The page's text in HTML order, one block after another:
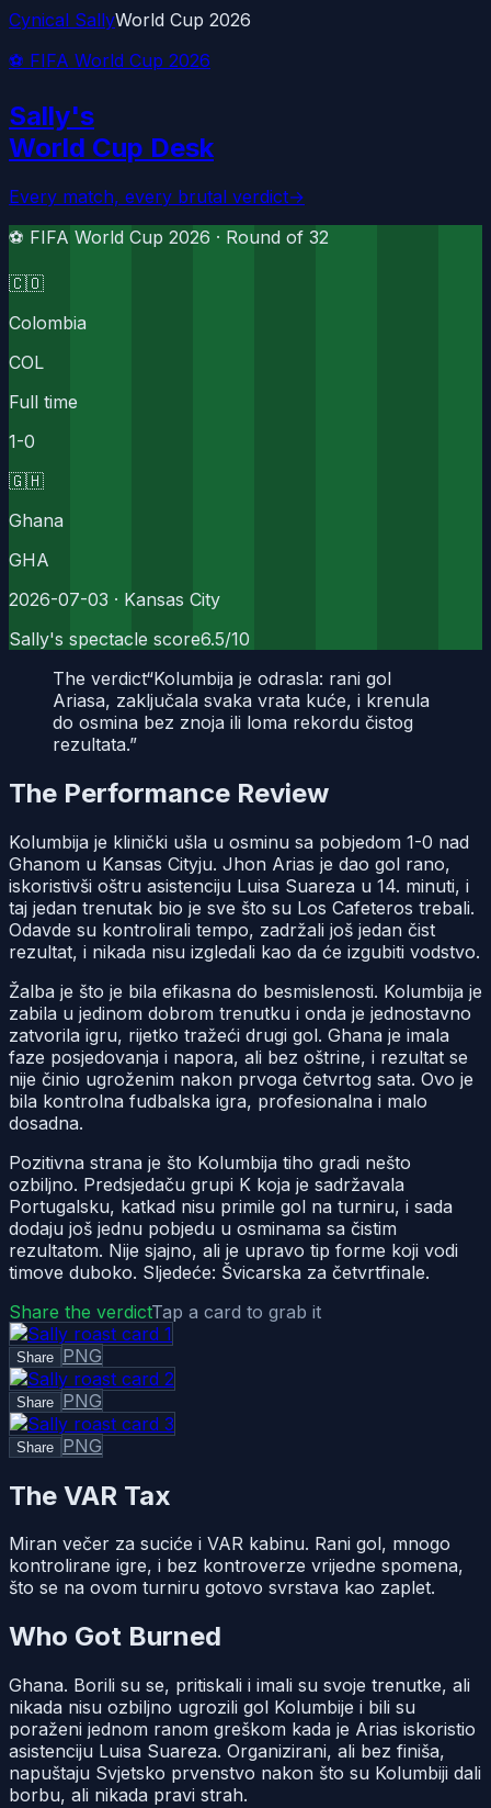
Cynical SallyWorld Cup 2026
⚽ FIFA World Cup 2026
Sally's
World Cup Desk
Every match, every brutal verdict→
⚽ FIFA World Cup 2026 · Round of 32
🇨🇴
Colombia
COL
Full time
1-0
🇬🇭
Ghana
GHA
2026-07-03 · Kansas City
Sally's spectacle score6.5/10
The verdict“Kolumbija je odrasla: rani gol
Ariasa, zaključala svaka vrata kuće, i krenula
do osmina bez znoja ili loma rekordu čistog
rezultata.”
The Performance Review
Kolumbija je klinički ušla u osminu sa pobjedom 1-0 nad
Ghanom u Kansas Cityju. Jhon Arias je dao gol rano,
iskoristivši oštru asistenciju Luisa Suareza u 14. minuti, i
taj jedan trenutak bio je sve što su Los Cafeteros trebali.
Odavde su kontrolirali tempo, zadržali još jedan čist
rezultat, i nikada nisu izgledali kao da će izgubiti vodstvo.
Žalba je što je bila efikasna do besmislenosti. Kolumbija je
zabila u jedinom dobrom trenutku i onda je jednostavno
zatvorila igru, rijetko tražeći drugi gol. Ghana je imala
faze posjedovanja i napora, ali bez oštrine, i rezultat se
nije činio ugroženim nakon prvoga četvrtog sata. Ovo je
bila kontrolna fudbalska igra, profesionalna i malo
dosadna.
Pozitivna strana je što Kolumbija tiho gradi nešto
ozbiljno. Predsjedaču grupi K koja je sadržavala
Portugalsku, katkad nisu primile gol na turniru, i sada
dodaju još jednu pobjedu u osminama sa čistim
rezultatom. Nije sjajno, ali je upravo tip forme koji vodi
timove duboko. Sljedeće: Švicarska za četvrtfinale.
Share the verdictTap a card to grab it
Share PNG
Share PNG
Share PNG
The VAR Tax
Miran večer za suciće i VAR kabinu. Rani gol, mnogo
kontrolirane igre, i bez kontroverze vrijedne spomena,
što se na ovom turniru gotovo svrstava kao zaplet.
Who Got Burned
Ghana. Borili su se, pritiskali i imali su svoje trenutke, ali
nikada nisu ozbiljno ugrozili gol Kolumbije i bili su
poraženi jednom ranom greškom kada je Arias iskoristio
asistenciju Luisa Suareza. Organizirani, ali bez finiša,
napuštaju Svjetsko prvenstvo nakon što su Kolumbiji dali
borbu, ali nikada pravi strah.